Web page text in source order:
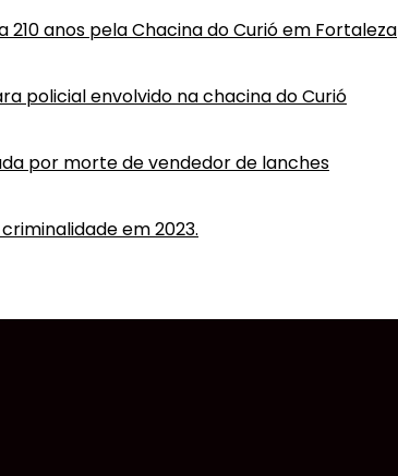
210 anos pela Chacina do Curió em Fortaleza
policial envolvido na chacina do Curió
por morte de vendedor de lanches
em 2023.